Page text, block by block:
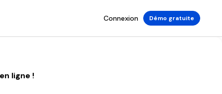
Connexion Démo gratuite
ligne !